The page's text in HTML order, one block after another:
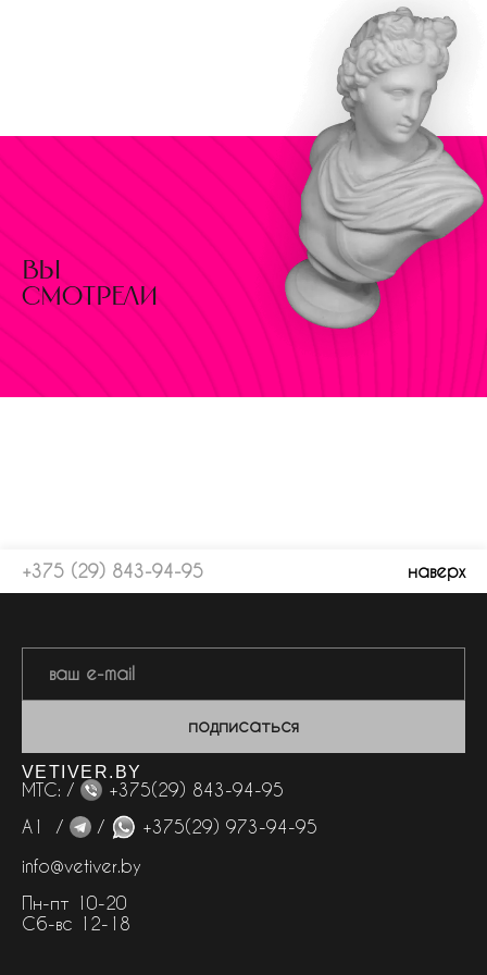
вы
смотрели
+375 (29) 843-94-95 наверх
подписаться
VETIVER.BY
МТС: /
+375(29) 843-94-95
А1 /
/
+375(29) 973-94-95
info@vetiver.by
Пн-пт 10-20
Сб-вс 12-18